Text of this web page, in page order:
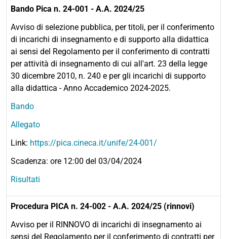
Bando Pica n. 24-001 - A.A. 2024/25
Avviso di selezione pubblica, per titoli, per il conferimento
di incarichi di insegnamento e di supporto alla didattica
ai sensi del Regolamento per il conferimento di contratti
per attività di insegnamento di cui all'art. 23 della legge
30 dicembre 2010, n. 240 e per gli incarichi di supporto
alla didattica - Anno Accademico 2024-2025.
Bando
Allegato
Link: https://pica.cineca.it/unife/24-001/
Scadenza: ore 12:00 del 03/04/2024
Risultati
Procedura PICA n. 24-002 - A.A. 2024/25 (rinnovi)
Avviso per il RINNOVO di incarichi di insegnamento ai
sensi del Regolamento per il conferimento di contratti per